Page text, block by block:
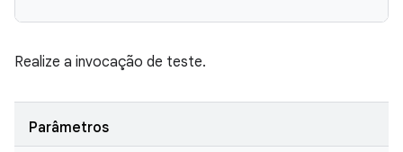
Realize a invocação de teste.
Parâmetros